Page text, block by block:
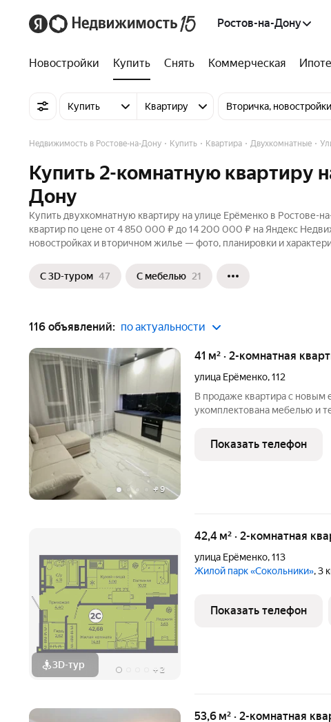
Ростов-на-Дону
Новостройки Купить Снять Коммерческая
Купить Квартиру Вторичка, новостройки
Недвижимость в Ростове-на-Дону Купить Квартира Двухкомнатные
Купить 2-комнатную квартиру
Дону
Купить двухкомнатную квартиру на улице Ерёменко в Ростове-
квартир по цене от 4 850 000 ₽ до 14 200 000 ₽ на Яндекс
новостройках и вторичном жилье — фото, планировки и
С 3D-туром 47 С мебелью 21
116 объявлений: по актуальности
+9
41 м² · 2-комнатная
улица Ерёменко,112
В продаже квартира с новым
укомплектована мебелью и
готовы к продаже Один
объекта по каталогу 202423
Показать телефон
3D-тур + 2
42,4 м² · 2-комнатная
улица Ерёменко,113
Жилой парк «Сокольники», 3
Показать телефон
53,6 м² · 2-комнатная